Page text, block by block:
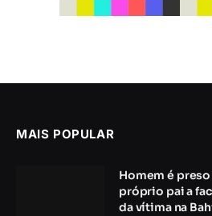
MAIS POPULAR
Homem é
próprio pai a
da vítima na